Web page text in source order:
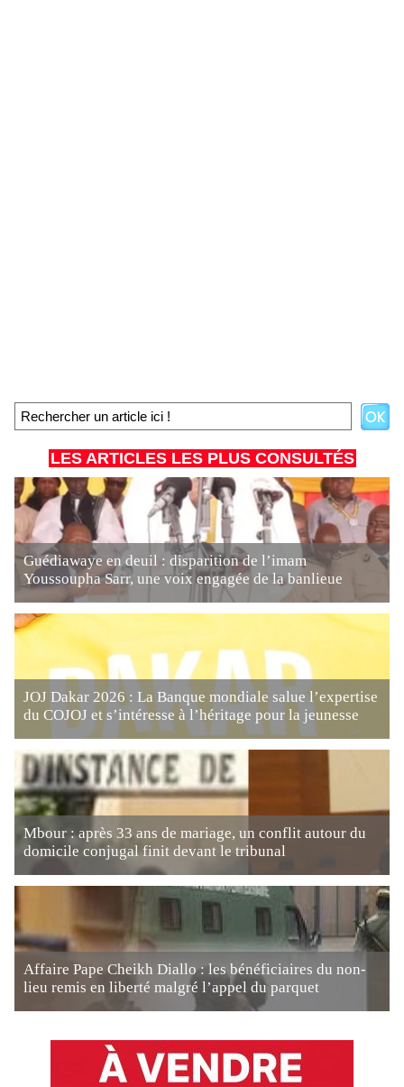
LES ARTICLES LES PLUS CONSULTÉS
Guédiawaye en deuil : disparition de l’imam
Youssoupha Sarr, une voix engagée de la banlieue
JOJ Dakar 2026 : La Banque mondiale salue l’expertise
du COJOJ et s’intéresse à l’héritage pour la jeunesse
Mbour : après 33 ans de mariage, un conflit autour du
domicile conjugal finit devant le tribunal
Affaire Pape Cheikh Diallo : les bénéficiaires du non-
lieu remis en liberté malgré l’appel du parquet